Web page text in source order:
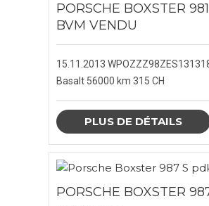
PORSCHE BOXSTER
BVM VENDU
15.11.2013
Basalt 56000 km 315 CH
PLUS DE DÉTAILS
PORSCHE BOXSTER